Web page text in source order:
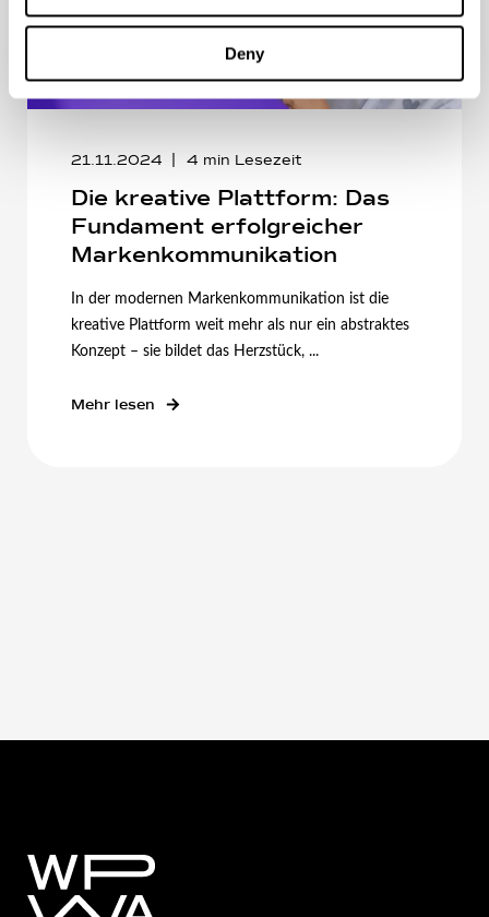
Deny
21.11.2024 4 min Lesezeit
Die kreative Plattform: Das
Fundament erfolgreicher
Markenkommunikation
In der modernen Markenkommunikation ist die
kreative Plattform weit mehr als nur ein abstraktes
Konzept – sie bildet das Herzstück, ...
Mehr lesen